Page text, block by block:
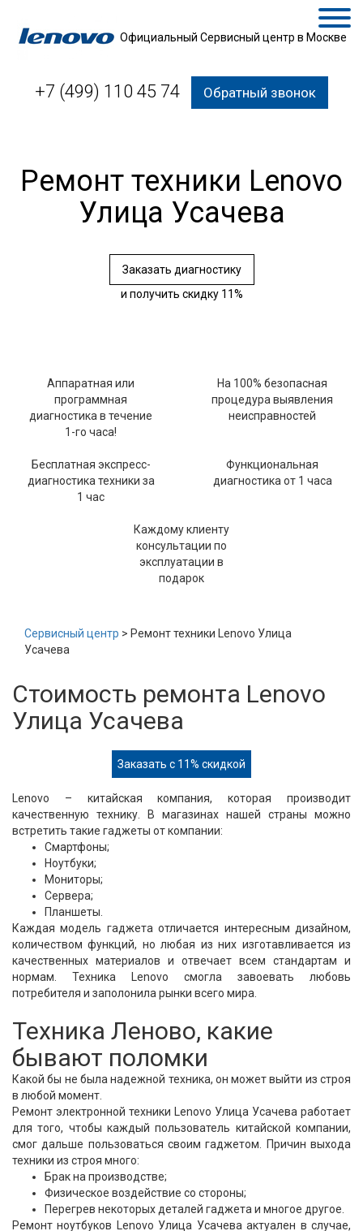
Официальный Сервисный центр в Москве
+7 (499) 110 45 74 Обратный звонок
Ремонт техники Lenovo
Улица Усачева
Заказать диагностику
и получить скидку 11%
Аппаратная или
программная
диагностика в течение
1-го часа!
На 100% безопасная
процедура выявления
неисправностей
Бесплатная экспресс-
диагностика техники за
1 час
Функциональная
диагностика от 1 часа
Каждому клиенту
консультации по
эксплуатации в
подарок
Сервисный центр > Ремонт техники Lenovo Улица
Усачева
Стоимость ремонта Lenovo
Улица Усачева
Заказать с 11% скидкой
Lenovo – китайская компания, которая производит
качественную технику. В магазинах нашей страны можно
встретить такие гаджеты от компании:
Смартфоны;
Ноутбуки;
Мониторы;
Сервера;
Планшеты.
Каждая модель гаджета отличается интересным дизайном,
количеством функций, но любая из них изготавливается из
качественных материалов и отвечает всем стандартам и
нормам. Техника Lenovo смогла завоевать любовь
потребителя и заполонила рынки всего мира.
Техника Леново, какие
бывают поломки
Какой бы не была надежной техника, он может выйти из строя
в любой момент.
Ремонт электронной техники Lenovo Улица Усачева работает
для того, чтобы каждый пользователь китайской компании,
смог дальше пользоваться своим гаджетом. Причин выхода
техники из строя много:
Брак на производстве;
Физическое воздействие со стороны;
Перегрев некоторых деталей гаджета и многое другое.
Ремонт ноутбуков Lenovo Улица Усачева актуален в случае,